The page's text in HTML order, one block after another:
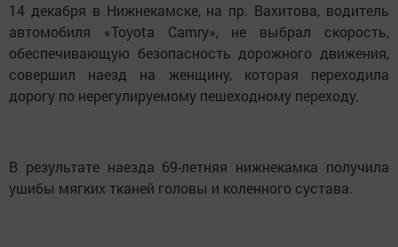
14 декабря в Нижнекамске, на пр. Вахитова, водитель
автомобиля «Toyota Camry», не выбрал скорость,
обеспечивающую безопасность дорожного движения,
совершил наезд на женщину, которая переходила
дорогу по нерегулируемому пешеходному переходу.
В результате наезда 69-летняя нижнекамка получила
ушибы мягких тканей головы и коленного сустава.